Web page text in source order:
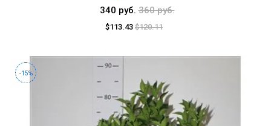
340 руб.360 руб.
$113.43 $120.11
-15%